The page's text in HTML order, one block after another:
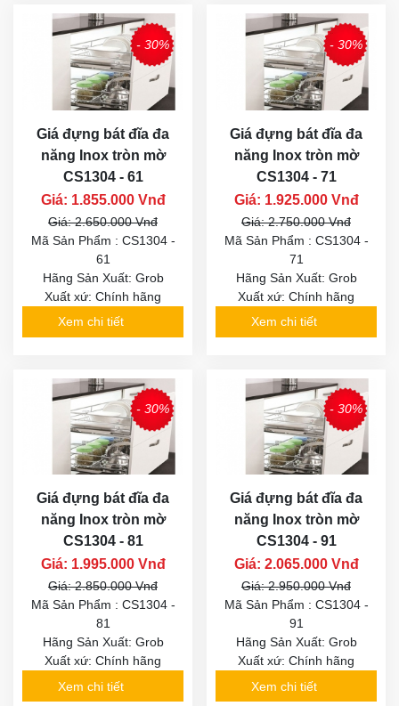
- 30%
Giá đựng bát đĩa đa
năng Inox tròn mờ
CS1304 - 61
Giá: 1.855.000 Vnđ
Giá: 2.650.000 Vnđ
Mã Sản Phẩm : CS1304 -
61
Hãng Sản Xuất: Grob
Xuất xứ: Chính hãng
Xem chi tiết
- 30%
Giá đựng bát đĩa đa
năng Inox tròn mờ
CS1304 - 71
Giá: 1.925.000 Vnđ
Giá: 2.750.000 Vnđ
Mã Sản Phẩm : CS1304 -
71
Hãng Sản Xuất: Grob
Xuất xứ: Chính hãng
Xem chi tiết
- 30%
Giá đựng bát đĩa đa
năng Inox tròn mờ
CS1304 - 81
Giá: 1.995.000 Vnđ
Giá: 2.850.000 Vnđ
Mã Sản Phẩm : CS1304 -
81
Hãng Sản Xuất: Grob
Xuất xứ: Chính hãng
Xem chi tiết
- 30%
Giá đựng bát đĩa đa
năng Inox tròn mờ
CS1304 - 91
Giá: 2.065.000 Vnđ
Giá: 2.950.000 Vnđ
Mã Sản Phẩm : CS1304 -
91
Hãng Sản Xuất: Grob
Xuất xứ: Chính hãng
Xem chi tiết